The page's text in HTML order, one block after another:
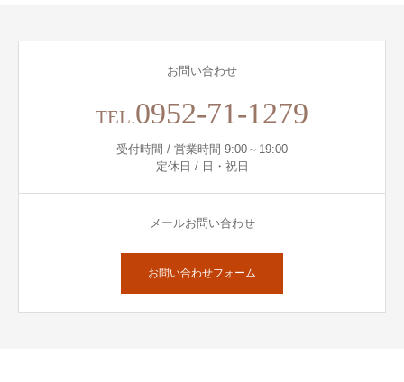
お問い合わせ
TEL.0952-71-1279
受付時間 / 営業時間 9:00～19:00
定休日 / 日・祝日
メールお問い合わせ
お問い合わせフォーム